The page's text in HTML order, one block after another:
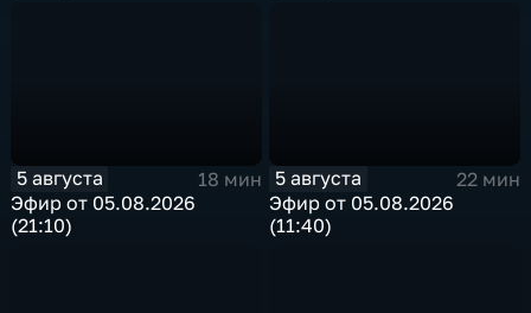
5 августа
18 мин
Эфир от 05.08.2026
(21:10)
5 августа
22 мин
Эфир от 05.08.2026
(11:40)